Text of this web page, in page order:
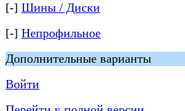
[-] Шины / Диски
[-] Непрофильное
Дополнительные варианты
Войти